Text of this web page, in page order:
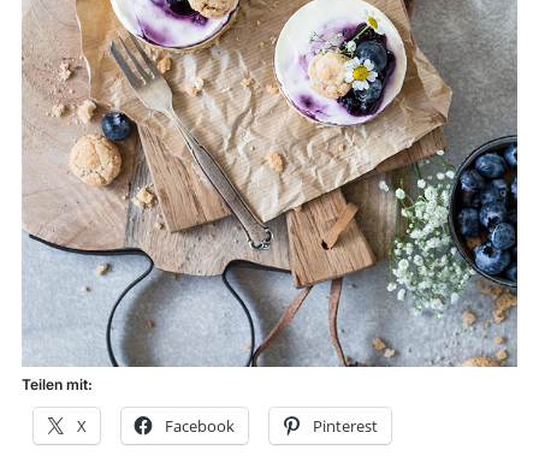
Teilen mit:
X Facebook Pinterest